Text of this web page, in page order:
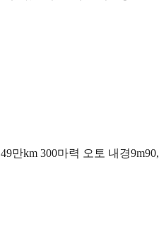
만km 300마력 오토 내경9m90,